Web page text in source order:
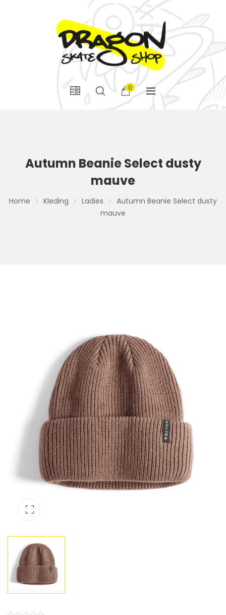
0
Autumn Beanie Select dusty
mauve
Home Kleding Ladies
Autumn Beanie Select dusty
mauve